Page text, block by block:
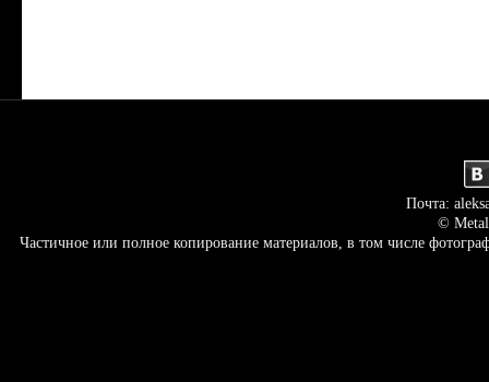
Почта:
©
Частичное или полное копирование материалов, в том числе